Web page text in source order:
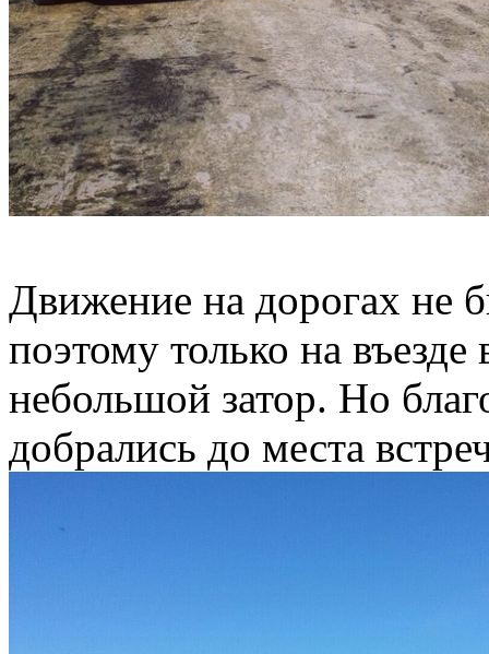
Движение на дорогах не
поэтому только на
небольшой затор. Но
добрались до места